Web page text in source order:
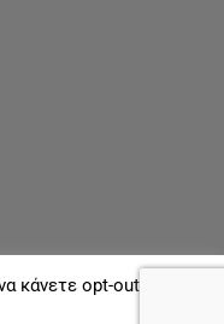
κάνετε opt-out όποτε